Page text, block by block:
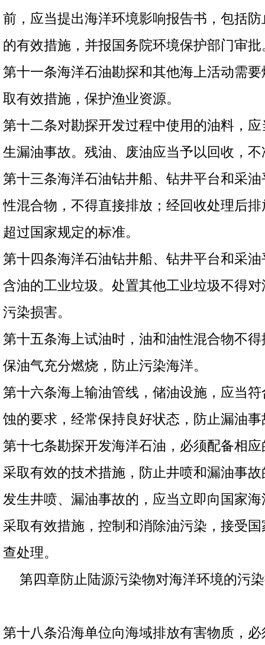
前，应当提出海洋环境影响报告书，包括
的有效措施，并报国务院环境保护部门审批
第十一条海洋石油勘探和其他海上活动需
取有效措施，保护渔业资源。
第十二条对勘探开发过程中使用的油料，
生漏油事故。残油、废油应当予以回收，
第十三条海洋石油钻井船、钻井平台和采
性混合物，不得直接排放；经回收处理后
超过国家规定的标准。
第十四条海洋石油钻井船、钻井平台和采
含油的工业垃圾。处置其他工业垃圾不得
污染损害。
第十五条海上试油时，油和油性混合物不
保油气充分燃烧，防止污染海洋。
第十六条海上输油管线，储油设施，应当
蚀的要求，经常保持良好状态，防止漏油事
第十七条勘探开发海洋石油，必须配备相
采取有效的技术措施，防止井喷和漏油事
发生井喷、漏油事故的，应当立即向国家
采取有效措施，控制和消除油污染，接受
查处理。
第四章防止陆源污染物对海洋环境的污
第十八条沿海单位向海域排放有害物质，